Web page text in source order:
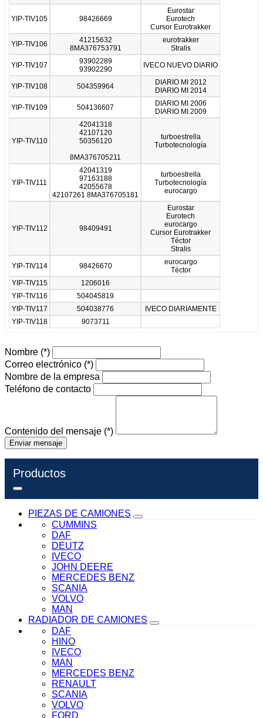
YIP-TIV105 98426669
Eurostar
Eurotech
Cursor Eurotrakker
YIP-TIV106
41215632
8MA376753791
eurotrakker
Stralis
YIP-TIV107
93902289
93902290
IVECO NUEVO DIARIO
YIP-TIV108 504359964
DIARIO MI 2012
DIARIO MI 2014
YIP-TIV109 504136607
DIARIO MI 2006
DIARIO MI 2009
YIP-TIV110
42041318
42107120
50356120
8MA376705211
turboestrella
Turbotecnología
YIP-TIV111
42041319
97163188
42055678
42107261 8MA376705181
turboestrella
Turbotecnología
eurocargo
YIP-TIV112 98409491
Eurostar
Eurotech
eurocargo
Cursor Eurotrakker
Téctor
Stralis
YIP-TIV114 98426670
eurocargo
Téctor
YIP-TIV115
1206016
YIP-TIV116
504045819
YIP-TIV117
504038776
IVECO DIARIAMENTE
YIP-TIV118
9073711
Nombre (*)
Correo electrónico (*)
Nombre de la empresa
Teléfono de contacto
Contenido del mensaje (*)
Enviar mensaje
Productos
PIEZAS DE CAMIONES
CUMMINS
DAF
DEUTZ
IVECO
JOHN DEERE
MERCEDES BENZ
SCANIA
VOLVO
MAN
RADIADOR DE CAMIONES
DAF
HINO
IVECO
MAN
MERCEDES BENZ
RENAULT
SCANIA
VOLVO
FORD